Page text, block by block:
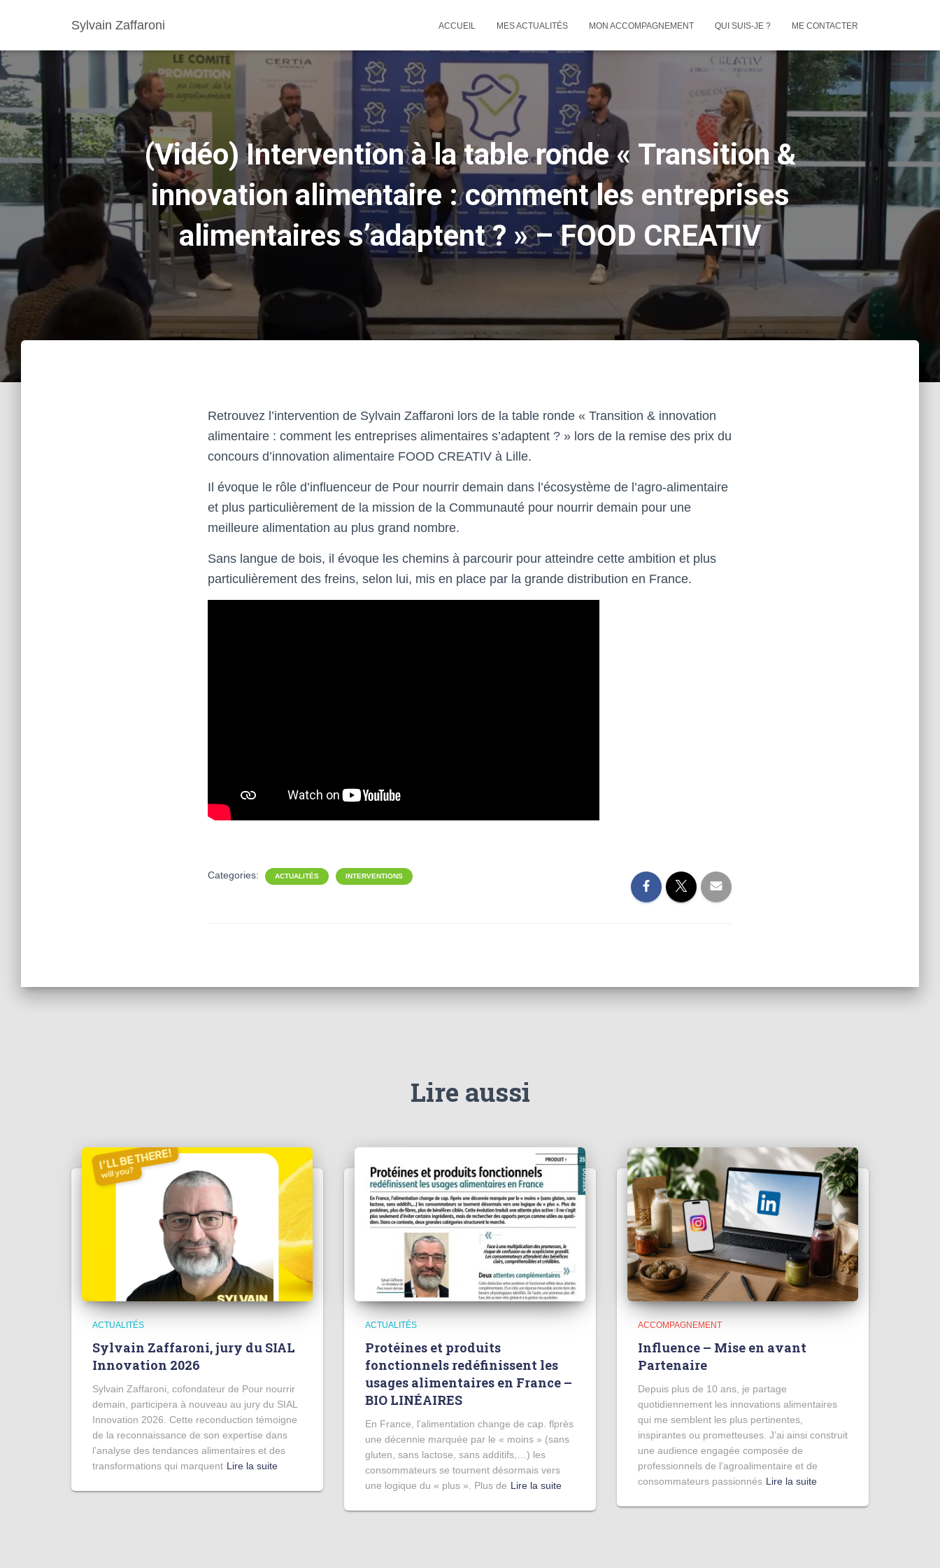
Sylvain Zaffaroni ACCUEIL MES ACTUALITÉS MON ACCOMPAGNEMENT QUI SUIS-JE ? ME CONTACTER
(Vidéo) Intervention à la table ronde « Transition &
innovation alimentaire : comment les entreprises
alimentaires s’adaptent ? » – FOOD CREATIV
Retrouvez l’intervention de Sylvain Zaffaroni lors de la table ronde « Transition & innovation
alimentaire : comment les entreprises alimentaires s’adaptent ? » lors de la remise des prix du
concours d’innovation alimentaire FOOD CREATIV à Lille.
Il évoque le rôle d’influenceur de Pour nourrir demain dans l’écosystème de l’agro-alimentaire
et plus particulièrement de la mission de la Communauté pour nourrir demain pour une
meilleure alimentation au plus grand nombre.
Sans langue de bois, il évoque les chemins à parcourir pour atteindre cette ambition et plus
particulièrement des freins, selon lui, mis en place par la grande distribution en France.
Categories: ACTUALITÉS INTERVENTIONS
Lire aussi
ACTUALITÉS
Sylvain Zaffaroni, jury du SIAL
Innovation 2026
Sylvain Zaffaroni, cofondateur de Pour nourrir
demain, participera à nouveau au jury du SIAL
Innovation 2026. Cette reconduction témoigne
de la reconnaissance de son expertise dans
l’analyse des tendances alimentaires et des
transformations qui marquent Lire la suite
ACTUALITÉS
Protéines et produits
fonctionnels redéfinissent les
usages alimentaires en France –
BIO LINÉAIRES
En France, l’alimentation change de cap. flprès
une décennie marquée par le « moins » (sans
gluten, sans lactose, sans additifs,…) les
consommateurs se tournent désormais vers
une logique du « plus ». Plus de Lire la suite
ACCOMPAGNEMENT
Influence – Mise en avant
Partenaire
Depuis plus de 10 ans, je partage
quotidiennement les innovations alimentaires
qui me semblent les plus pertinentes,
inspirantes ou prometteuses. J’ai ainsi construit
une audience engagée composée de
professionnels de l’agroalimentaire et de
consommateurs passionnés Lire la suite